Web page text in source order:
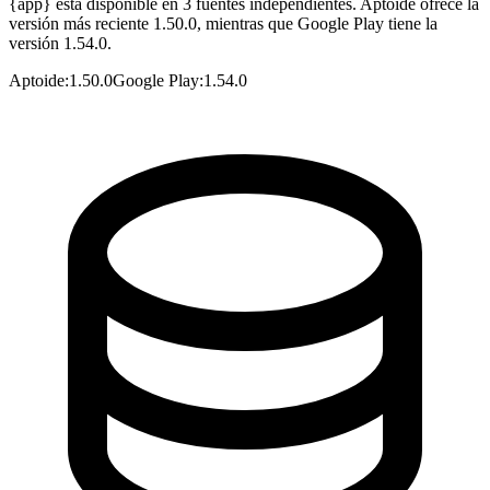
{app} está disponible en 3 fuentes independientes. Aptoide ofrece la
versión más reciente 1.50.0, mientras que Google Play tiene la
versión 1.54.0.
Aptoide:1.50.0Google Play:1.54.0